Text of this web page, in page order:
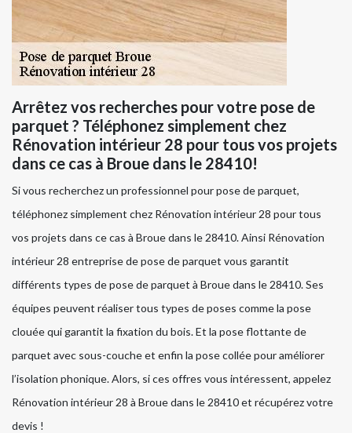
Arrêtez vos recherches pour votre pose de
parquet ? Téléphonez simplement chez
Rénovation intérieur 28 pour tous vos projets
dans ce cas à Broue dans le 28410!
Si vous recherchez un professionnel pour pose de parquet,
téléphonez simplement chez Rénovation intérieur 28 pour tous
vos projets dans ce cas à Broue dans le 28410. Ainsi Rénovation
intérieur 28 entreprise de pose de parquet vous garantit
différents types de pose de parquet à Broue dans le 28410. Ses
équipes peuvent réaliser tous types de poses comme la pose
clouée qui garantit la fixation du bois. Et la pose flottante de
parquet avec sous-couche et enfin la pose collée pour améliorer
l’isolation phonique. Alors, si ces offres vous intéressent, appelez
Rénovation intérieur 28 à Broue dans le 28410 et récupérez votre
devis !